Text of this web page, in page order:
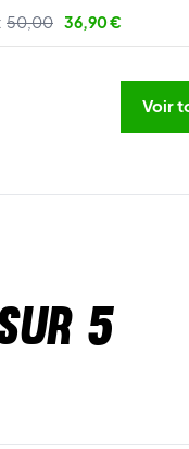
50,00 36,90 €
Voir
5